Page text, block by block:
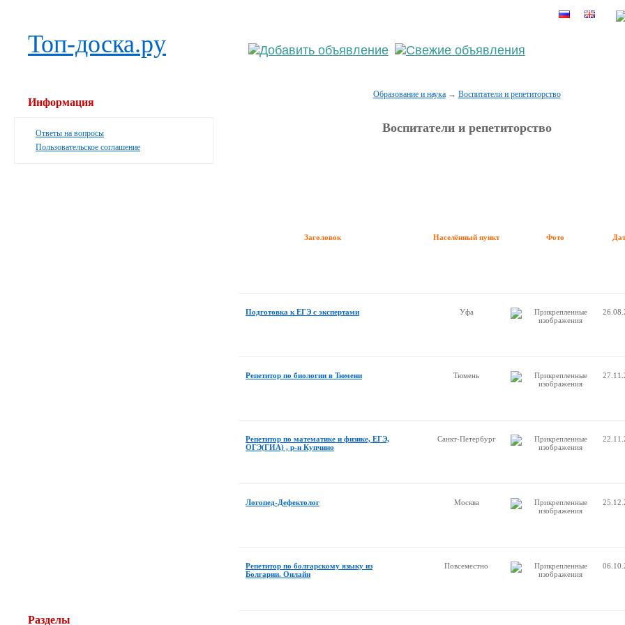
Топ-доска.ру
Образование и наука→ Воспитатели и репетиторство
Воспитатели и репетиторство
Заголовок Фото
Населённый пункт
Подготовка к ЕГЭ с экспертами Уфа
Репетитор по биологии в Тюмени Тюмень
Репетитор по математике и физике, ЕГЭ,
ОГЭ(ГИА) , р-н Купчино
Санкт-Петербург
Логопед-Дефектолог Москва
Репетитор по болгарскому языку из
Болгарии. Онлайн
Повсеместно
Информация
Ответы на вопросы
Пользовательское соглашение
Разделы